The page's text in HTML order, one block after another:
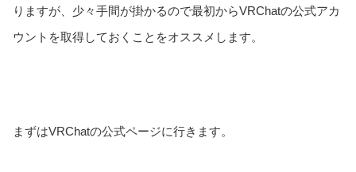
りますが、少々手間が掛かるので最初からVRChatの公式アカ
ウントを取得しておくことをオススメします。
まずはVRChatの公式ページに行きます。